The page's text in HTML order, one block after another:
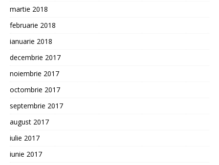
martie 2018
februarie 2018
ianuarie 2018
decembrie 2017
noiembrie 2017
octombrie 2017
septembrie 2017
august 2017
iulie 2017
iunie 2017